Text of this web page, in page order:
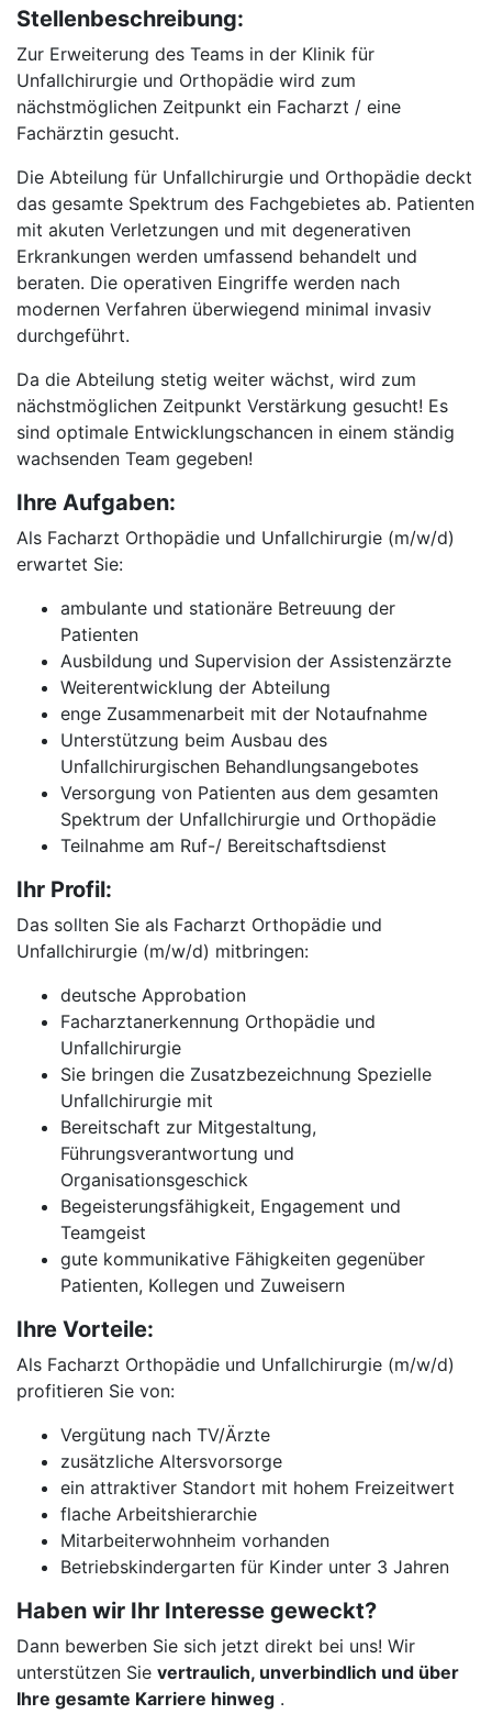
Stellenbeschreibung:
Zur Erweiterung des Teams in der Klinik für
Unfallchirurgie und Orthopädie wird zum
nächstmöglichen Zeitpunkt ein Facharzt / eine
Fachärztin gesucht.
Die Abteilung für Unfallchirurgie und Orthopädie deckt
das gesamte Spektrum des Fachgebietes ab. Patienten
mit akuten Verletzungen und mit degenerativen
Erkrankungen werden umfassend behandelt und
beraten. Die operativen Eingriffe werden nach
modernen Verfahren überwiegend minimal invasiv
durchgeführt.
Da die Abteilung stetig weiter wächst, wird zum
nächstmöglichen Zeitpunkt Verstärkung gesucht! Es
sind optimale Entwicklungschancen in einem ständig
wachsenden Team gegeben!
Ihre Aufgaben:
Als Facharzt Orthopädie und Unfallchirurgie (m/w/d)
erwartet Sie:
ambulante und stationäre Betreuung der
Patienten
Ausbildung und Supervision der Assistenzärzte
Weiterentwicklung der Abteilung
enge Zusammenarbeit mit der Notaufnahme
Unterstützung beim Ausbau des
Unfallchirurgischen Behandlungsangebotes
Versorgung von Patienten aus dem gesamten
Spektrum der Unfallchirurgie und Orthopädie
Teilnahme am Ruf-/ Bereitschaftsdienst
Ihr Profil:
Das sollten Sie als Facharzt Orthopädie und
Unfallchirurgie (m/w/d) mitbringen:
deutsche Approbation
Facharztanerkennung Orthopädie und
Unfallchirurgie
Sie bringen die Zusatzbezeichnung Spezielle
Unfallchirurgie mit
Bereitschaft zur Mitgestaltung,
Führungsverantwortung und
Organisationsgeschick
Begeisterungsfähigkeit, Engagement und
Teamgeist
gute kommunikative Fähigkeiten gegenüber
Patienten, Kollegen und Zuweisern
Ihre Vorteile:
Als Facharzt Orthopädie und Unfallchirurgie (m/w/d)
profitieren Sie von:
Vergütung nach TV/Ärzte
zusätzliche Altersvorsorge
ein attraktiver Standort mit hohem Freizeitwert
flache Arbeitshierarchie
Mitarbeiterwohnheim vorhanden
Betriebskindergarten für Kinder unter 3 Jahren
Haben wir Ihr Interesse geweckt?
Dann bewerben Sie sich jetzt direkt bei uns! Wir
unterstützen Sie vertraulich, unverbindlich und über
Ihre gesamte Karriere hinweg .